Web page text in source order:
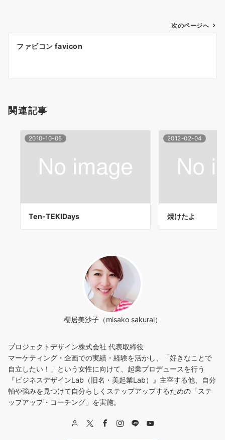
稿
ビ
ー
次のページへ
ファビコン favicon
関連記事
2010-10-05
Ten-TEKIDays
2012-02-04
焼けたよ
櫻居美沙子（misako sakurai）
プロジェクトデザイン株式会社 代表取締役
マーケティング・企画での実績・経験を活かし、「好きなことで
自立したい！」という女性に向けて、起業プロデュースを行う
『ビジネスデザインLab（旧名・美起業Lab）』主宰する他、自分
軸や強みを見つけて自分らしくステップアップするための「ステ
ップアップ・コーチング」を実施。